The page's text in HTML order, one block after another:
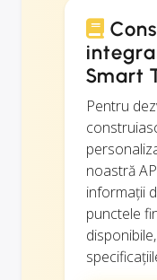
Smart
Pentru
noastră
informații
punctele